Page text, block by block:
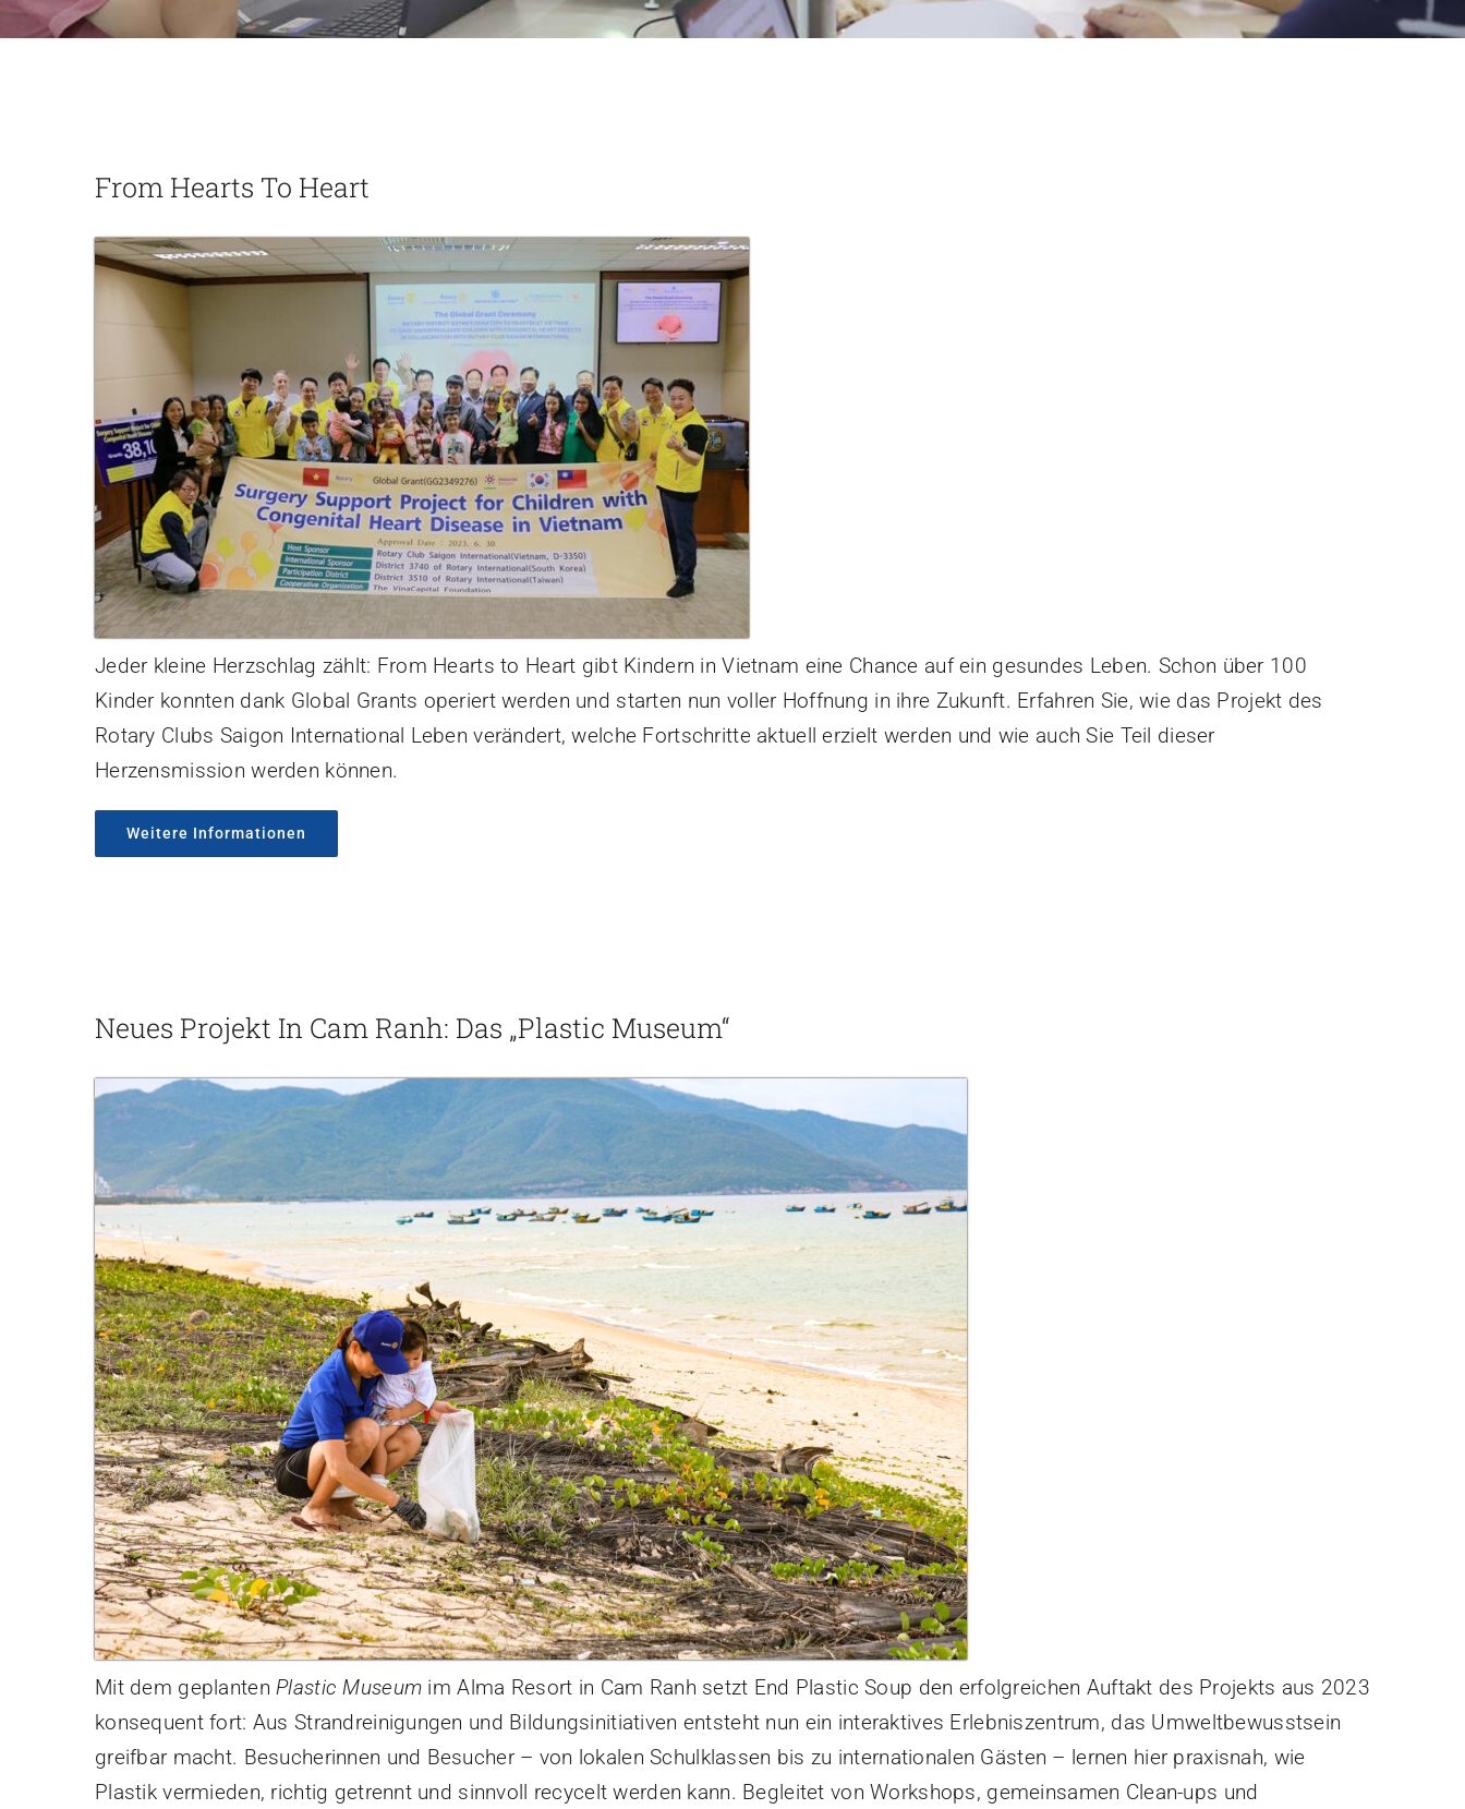
From Hearts To Heart
Jeder kleine Herzschlag zählt: From Hearts to Heart gibt Kindern in Vietnam eine Chance auf ein gesundes Leben. Schon über 100
Kinder konnten dank Global Grants operiert werden und starten nun voller Hoffnung in ihre Zukunft. Erfahren Sie, wie das Projekt des
Rotary Clubs Saigon International Leben verändert, welche Fortschritte aktuell erzielt werden und wie auch Sie Teil dieser
Herzensmission werden können.
Weitere Informationen
Neues Projekt In Cam Ranh: Das „Plastic Museum“
Mit dem geplantenPlastic Museum im Alma Resort in Cam Ranh setzt End Plastic Soup den erfolgreichen Auftakt des Projekts aus 2023
konsequent fort: Aus Strandreinigungen und Bildungsinitiativen entsteht nun ein interaktives Erlebniszentrum, das Umweltbewusstsein
greifbar macht. Besucherinnen und Besucher – von lokalen Schulklassen bis zu internationalen Gästen – lernen hier praxisnah, wie
Plastik vermieden, richtig getrennt und sinnvoll recycelt werden kann. Begleitet von Workshops, gemeinsamen Clean-ups und